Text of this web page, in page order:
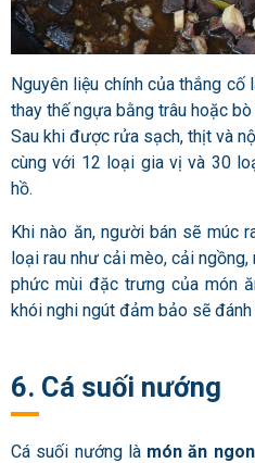
Nguyên liệu chính của thắng
thay thế ngựa bằng trâu hoặc
Sau khi được rửa sạch, thịt và
cùng với 12 loại gia vị và 30
hồ.
Khi nào ăn, người bán sẽ múc
loại rau như cải mèo, cải
phức mùi đặc trưng của món
khói nghi ngút đảm bảo sẽ
6. Cá suối nướng
Cá suối nướng là món ăn